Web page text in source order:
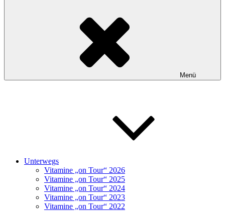
Menü
Unterwegs
Vitamine „on Tour“ 2026
Vitamine „on Tour“ 2025
Vitamine „on Tour“ 2024
Vitamine „on Tour“ 2023
Vitamine „on Tour“ 2022